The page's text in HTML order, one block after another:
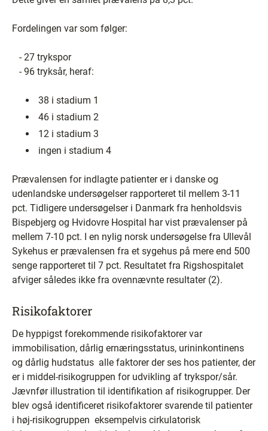
Fordelingen var som følger:
- 27 trykspor
- 96 tryksår, heraf:
­ 38 i stadium 1
­ 46 i stadium 2
­ 12 i stadium 3
­ ingen i stadium 4
Prævalensen for indlagte patienter er i danske og
udenlandske undersøgelser rapporteret til mellem 3-11
pct. Tidligere undersøgelser i Danmark fra henholdsvis
Bispebjerg og Hvidovre Hospital har vist prævalenser på
mellem 7-10 pct. I en nylig norsk undersøgelse fra Ullevål
Sykehus er prævalensen fra et sygehus på mere end 500
senge rapporteret til 7 pct. Resultatet fra Rigshospitalet
afviger således ikke fra ovennævnte resultater (2).
Risikofaktorer
De hyppigst forekommende risikofaktorer var
immobilisation, dårlig ernæringsstatus, urininkontinens
og dårlig hudstatus ­ alle faktorer der ses hos patienter, der
er i middel-risikogruppen for udvikling af trykspor/sår.
Jævnfør illustration til identifikation af risikogrupper. Der
blev også identificeret risikofaktorer svarende til patienter
i høj-risikogruppen ­ eksempelvis cirkulatorisk